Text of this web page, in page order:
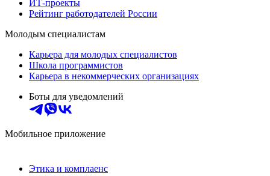
ИТ-проекты
Рейтинг работодателей России
Молодым специалистам
Карьера для молодых специалистов
Школа программистов
Карьера в некоммерческих организациях
Боты для уведомлений
Мобильное приложение
Этика и комплаенс